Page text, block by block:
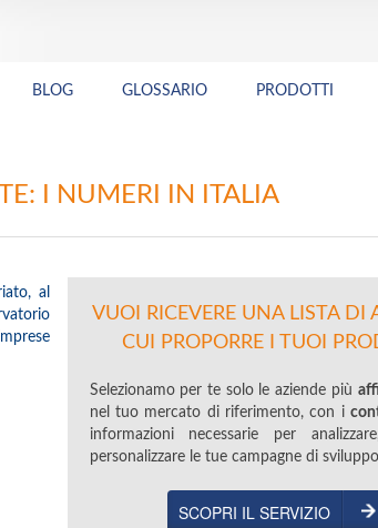
BLOG GLOSSARIO PRODOTTI
I NUMERI IN ITALIA
al
VUOI RICEVERE UNA LISTA DI
CUI PROPORRE I TUOI
Selezionamo per te solo le aziende più
nel tuo mercato di riferimento, con i
informazioni necessarie per
personalizzare le tue campagne di
SCOPRI IL SERVIZIO